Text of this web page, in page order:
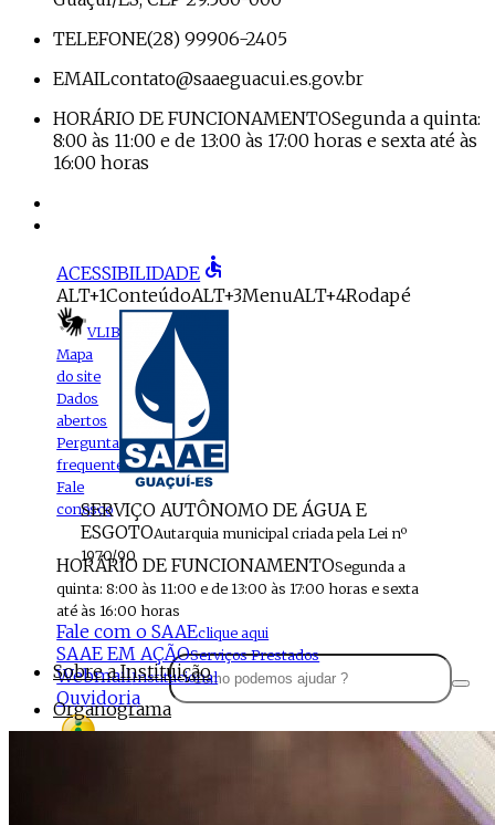
TELEFONE(28) 99906-2405
EMAILcontato@saaeguacui.es.gov.br
HORÁRIO DE FUNCIONAMENTOSegunda a quinta:
8:00 às 11:00 e de 13:00 às 17:00 horas e sexta até às
16:00 horas
ACESSIBILIDADE accessible
ALT+1ConteúdoALT+3MenuALT+4Rodapé
VLIBRAS
Mapa
do site
Dados
abertos
Perguntas
frequentes
Fale
conosco
SERVIÇO AUTÔNOMO DE ÁGUA E
ESGOTOAutarquia municipal criada pela Lei nº
1970/90
HORÁRIO DE FUNCIONAMENTOSegunda a
quinta: 8:00 às 11:00 e de 13:00 às 17:00 horas e sexta
até às 16:00 horas
Fale com o SAAEclique aqui
SAAE EM AÇÃOServiços Prestados
WebmailInstitucional
Ouvidoria
Sobre a Instituição
Organograma